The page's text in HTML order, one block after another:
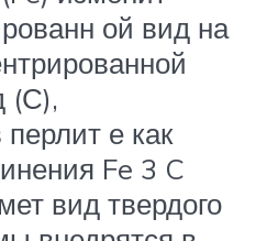
ой вид на
(С),
е как
Fe 3 C
вид твердого